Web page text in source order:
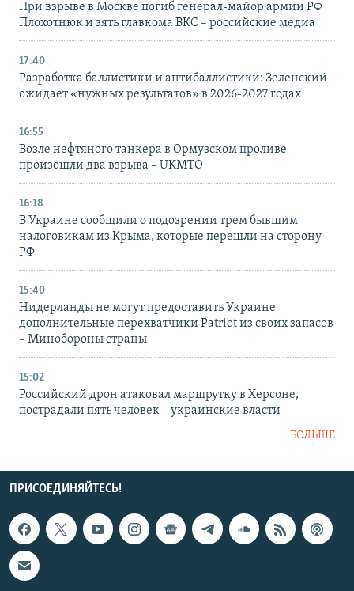
При взрыве в Москве погиб генерал-майор армии РФ
Плохотнюк и зять главкома ВКС – российские медиа
17:40
Разработка баллистики и антибаллистики: Зеленский
ожидает «нужных результатов» в 2026-2027 годах
16:55
Возле нефтяного танкера в Ормузском проливе
произошли два взрыва – UKMTO
16:18
В Украине сообщили о подозрении трем бывшим
налоговикам из Крыма, которые перешли на сторону
РФ
15:40
Нидерланды не могут предоставить Украине
дополнительные перехватчики Patriot из своих запасов
– Минобороны страны
15:02
Российский дрон атаковал маршрутку в Херсоне,
пострадали пять человек – украинские власти
БОЛЬШЕ
ПРИСОЕДИНЯЙТЕСЬ!